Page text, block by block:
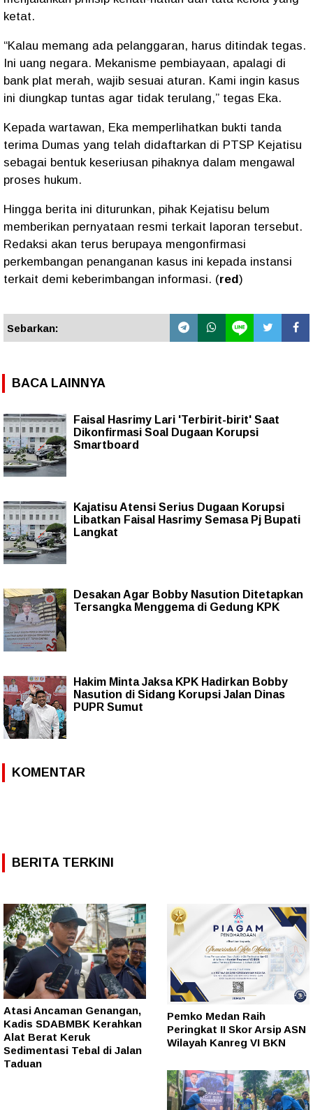
ketat.
“Kalau memang ada pelanggaran, harus ditindak tegas.
Ini uang negara. Mekanisme pembiayaan, apalagi di
bank plat merah, wajib sesuai aturan. Kami ingin kasus
ini diungkap tuntas agar tidak terulang,” tegas Eka.
Kepada wartawan, Eka memperlihatkan bukti tanda
terima Dumas yang telah didaftarkan di PTSP Kejatisu
sebagai bentuk keseriusan pihaknya dalam mengawal
proses hukum.
Hingga berita ini diturunkan, pihak Kejatisu belum
memberikan pernyataan resmi terkait laporan tersebut.
Redaksi akan terus berupaya mengonfirmasi
perkembangan penanganan kasus ini kepada instansi
terkait demi keberimbangan informasi. (red)
Sebarkan:
BACA LAINNYA
Faisal Hasrimy Lari 'Terbirit-birit' Saat
Dikonfirmasi Soal Dugaan Korupsi
Smartboard
Kajatisu Atensi Serius Dugaan Korupsi
Libatkan Faisal Hasrimy Semasa Pj Bupati
Langkat
Desakan Agar Bobby Nasution Ditetapkan
Tersangka Menggema di Gedung KPK
Hakim Minta Jaksa KPK Hadirkan Bobby
Nasution di Sidang Korupsi Jalan Dinas
PUPR Sumut
KOMENTAR
BERITA TERKINI
Atasi Ancaman Genangan,
Kadis SDABMBK Kerahkan
Alat Berat Keruk
Sedimentasi Tebal di Jalan
Taduan
Pemko Medan Raih
Peringkat II Skor Arsip ASN
Wilayah Kanreg VI BKN